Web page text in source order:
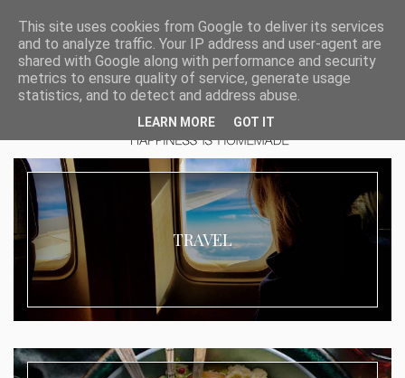
TRAVEL
This site uses cookies from Google to deliver its services
and to analyze traffic. Your IP address and user-agent are
shared with Google along with performance and security
metrics to ensure quality of service, generate usage
statistics, and to detect and address abuse.
LEARN MORE GOT IT